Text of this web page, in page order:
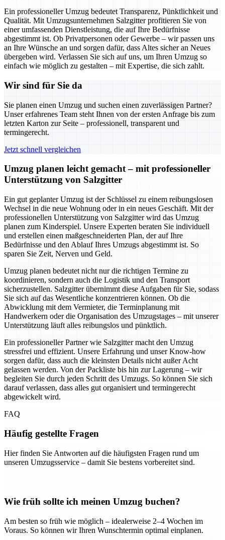
Ein professioneller Umzug bedeutet Transparenz, Pünktlichkeit und
Qualität. Mit Umzugsunternehmen Salzgitter profitieren Sie von
einer umfassenden Dienstleistung, die auf Ihre Bedürfnisse
abgestimmt ist. Ob Privatpersonen oder Gewerbe – wir passen uns
an Ihre Wünsche an und sorgen dafür, dass Altes sicher an Neues
übergeben wird. Verlassen Sie sich auf uns, um Ihren Umzug so
einfach wie möglich zu gestalten – mit Expertise, die sich zahlt.
Wir sind für Sie da
Sie planen einen Umzug und suchen einen zuverlässigen Partner?
Unser erfahrenes Team steht Ihnen von der ersten Anfrage bis zum
letzten Karton zur Seite – professionell, transparent und
termingerecht.
Jetzt schnell vergleichen
Umzug planen leicht gemacht – mit professioneller
Unterstützung von Salzgitter
Ein gut geplanter Umzug ist der Schlüssel zu einem reibungslosen
Wechsel in die neue Wohnung oder in ein neues Geschäft. Mit der
professionellen Unterstützung von Salzgitter wird das Umzug
planen zum Kinderspiel. Unsere Experten beraten Sie individuell
und erstellen einen maßgeschneiderten Plan, der auf Ihre
Bedürfnisse und den Ablauf Ihres Umzugs abgestimmt ist. So
sparen Sie Zeit, Nerven und Geld.
Umzug planen bedeutet nicht nur die richtigen Termine zu
koordinieren, sondern auch die Logistik und den Transport
sicherzustellen. Salzgitter übernimmt diese Aufgaben für Sie, sodass
Sie sich auf das Wesentliche konzentrieren können. Ob die
Abwicklung mit dem Vermieter, die Terminplanung mit
Handwerkern oder die Organisation des Umzugstages – mit unserer
Unterstützung läuft alles reibungslos und pünktlich.
Ein professioneller Partner wie Salzgitter macht den Umzug
stressfrei und effizient. Unsere Erfahrung und unser Know-how
sorgen dafür, dass auch die kleinsten Details nicht außer Acht
gelassen werden. Von der Packliste bis hin zur Lagerung – wir
begleiten Sie durch jeden Schritt des Umzugs. So können Sie sich
darauf verlassen, dass alles gut organisiert und termingerecht
abgewickelt wird.
FAQ
Häufig gestellte Fragen
Hier finden Sie Antworten auf die häufigsten Fragen rund um
unseren Umzugsservice – damit Sie bestens vorbereitet sind.
Wie früh sollte ich meinen Umzug buchen?
Am besten so früh wie möglich – idealerweise 2–4 Wochen im
Voraus. So können wir Ihren Wunschtermin optimal einplanen.